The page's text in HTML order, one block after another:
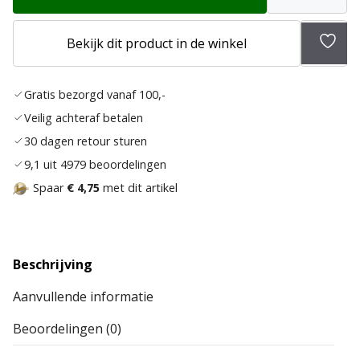
Bekijk dit product in de winkel
Gratis bezorgd vanaf 100,-
Veilig achteraf betalen
30 dagen retour sturen
9,1 uit 4979 beoordelingen
Spaar € 4,75 met dit artikel
Beschrijving
Aanvullende informatie
Beoordelingen (0)